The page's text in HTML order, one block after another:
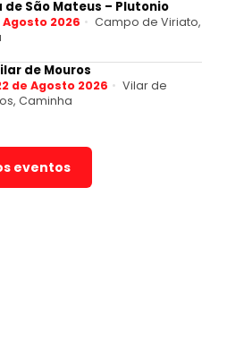
de São Mateus – Plutonio
Agosto 2026
Campo de Viriato,
de Mouros
de Agosto 2026
Vilar de
Caminha
eventos